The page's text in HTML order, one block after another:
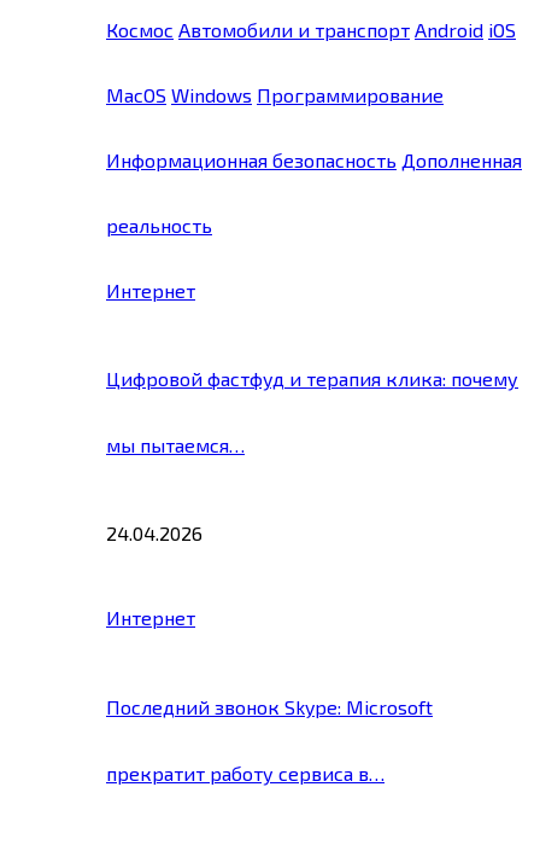
Космос Автомобили и транспорт Android iOS
MacOS Windows Программирование
Информационная безопасность Дополненная
реальность
Интернет
Цифровой фастфуд и терапия клика: почему
мы пытаемся…
24.04.2026
Интернет
Последний звонок Skype: Microsoft
прекратит работу сервиса в…